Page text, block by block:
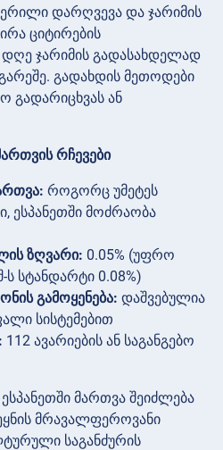
დარღვევა და ჯარიმის
ციტირების
დღე ჯარიმის გადასახდელად
გადახდის მეთოდები
გადარიცხვას ან
რჩევები
როგორც უმეტეს
ესპანეთში მოძრაობა
ზღვარი: 0.05% (უფრო
სტანდარტი 0.08%)
გამოყენება: დაშვებულია
სისტემებით
112 ავარიების ან საგანგებო
მართვა შეიძლება
მრავალფეროვანი
საგანძურის